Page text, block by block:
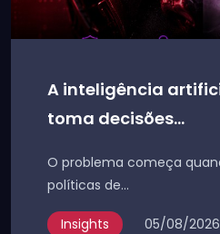
A inteligência
toma decisões...
O problema começa
políticas de...
Insights 05/08/2026